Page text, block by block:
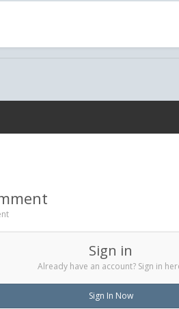
Sign in
Already have an account? Sign in
Sign In Now